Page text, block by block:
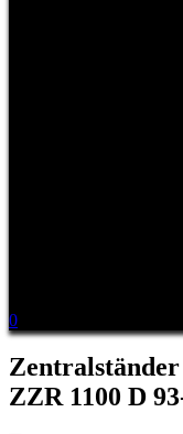
0
ZZR 1100 D